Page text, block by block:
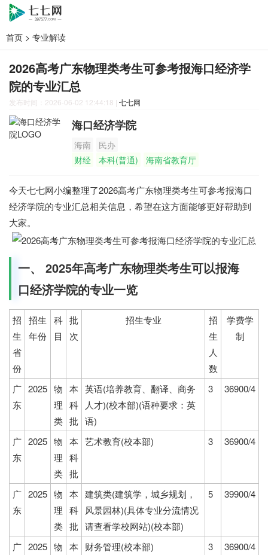
首页 > 专业解读
2026高考广东物理类考生可参考报海口经济学
院的专业汇总
发布时间：2026-06-02 12:44:18 | 七七网
海口经济学院
海南
民办
财经
本科(普通) 海南省教育厅
今天七七网小编整理了2026高考广东物理类考生可参考报海口
经济学院的专业汇总相关信息，希望在这方面能够更好帮助到
大家。
一、 2025年高考广东物理类考生可以报海
口经济学院的专业一览
招
生
省
份
招生
年份
科
目
批
次
招生专业
招
生
人
数
学费学
制
广
东
2025 物
理
类
本
科
批
英语(培养教育、翻译、商务
人才)(校本部)(语种要求：英
语)
3 36900/4
广
东
2025 物
理
类
本
科
批
艺术教育(校本部) 3 36900/4
广
东
2025 物
理
类
本
科
批
建筑类(建筑学，城乡规划，
风景园林)(具体专业分流情况
请查看学校网站)(校本部)
5 39900/4
广 2025 物 本
财务管理(校本部) 3 36900/4